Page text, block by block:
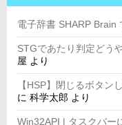
電子辞書 SHARP Brain
STGであたり判定どう
屋 より
【HSP】閉じるボタン
に 科学太郎 より
Win32API | タスクバー